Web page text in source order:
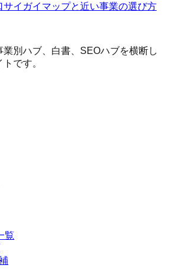
サイガイマップと近い事業の選び方
別ハブ、白書、SEOハブを横断し
です。
覧